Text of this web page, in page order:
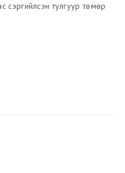
сэргийлсэн тулгуур төмөр